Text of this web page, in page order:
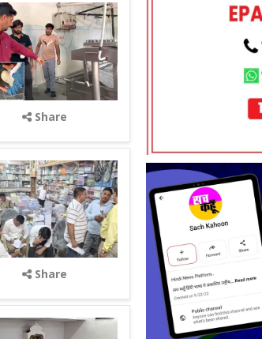
Share
Share